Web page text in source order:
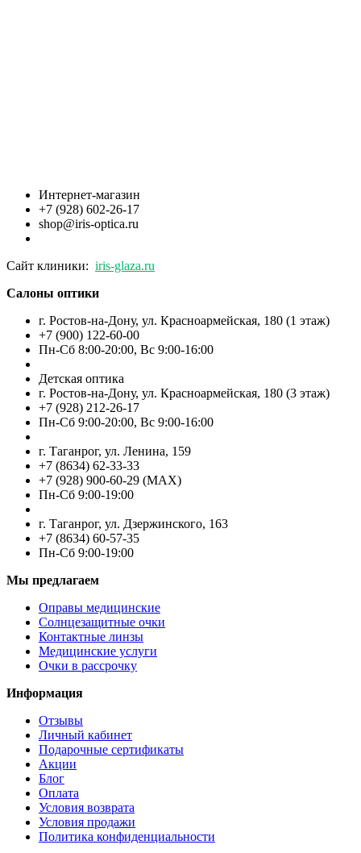
Интернет-магазин
+7 (928) 602-26-17
shop@iris-optica.ru
Сайт клиники: iris-glaza.ru
Салоны оптики
г. Ростов-на-Дону, ул. Красноармейская, 180 (1 этаж)
+7 (900) 122-60-00
Пн-Cб 8:00-20:00, Вс 9:00-16:00
Детская оптика
г. Ростов-на-Дону, ул. Красноармейская, 180 (3 этаж)
+7 (928) 212-26-17
Пн-Cб 9:00-20:00, Вс 9:00-16:00
г. Таганрог, ул. Ленина, 159
+7 (8634) 62-33-33
+7 (928) 900-60-29 (MAX)
Пн-Cб 9:00-19:00
г. Таганрог, ул. Дзержинского, 163
+7 (8634) 60-57-35
Пн-Сб 9:00-19:00
Мы предлагаем
Оправы медицинские
Солнцезащитные очки
Контактные линзы
Медицинские услуги
Очки в рассрочку
Информация
Отзывы
Личный кабинет
Подарочные сертификаты
Акции
Блог
Оплата
Условия возврата
Условия продажи
Политика конфиденциальности